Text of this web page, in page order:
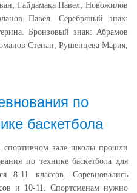
Гайдамака Павел, Новожилов
Павел. Серебряный знак:
Бронзовый знак: Абрамов
Степан, Рушенцева Мария,
по
баскетбола
спортивном зале школы прошли
по технике баскетбола для
8-11 классов. Соревновались
и 10-11. Спортсменам нужно